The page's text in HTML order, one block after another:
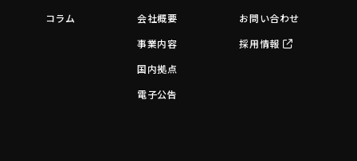
コラム
会社概要
事業内容
国内拠点
電子公告
お問い合わせ
採用情報